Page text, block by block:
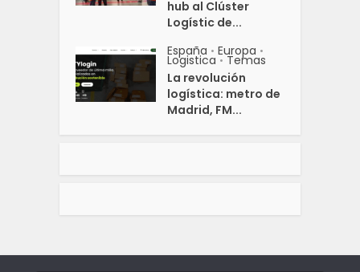
hub al Clúster
Logístic de...
España • Europa •
Logistica • Temas
La revolución
logística: metro de
Madrid, FM...